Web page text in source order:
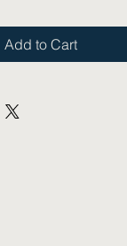
Add to Cart